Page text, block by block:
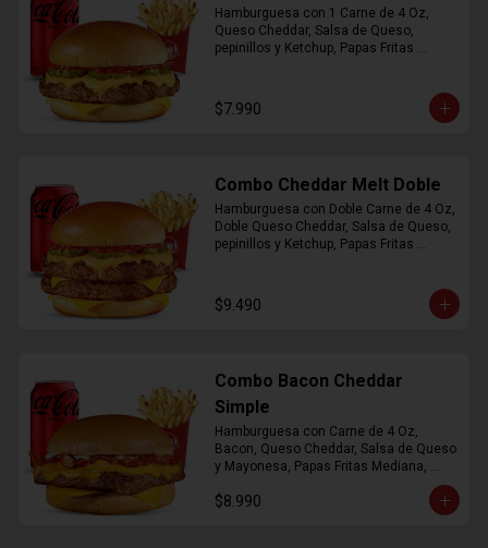
Hamburguesa con 1 Carne de 4 Oz,
Queso Cheddar, Salsa de Queso,
pepinillos y Ketchup, Papas Fritas
$7.990
Combo Cheddar Melt Doble
Hamburguesa con Doble Carne de 4 Oz,
Doble Queso Cheddar, Salsa de Queso,
pepinillos y Ketchup, Papas Fritas
$9.490
Combo Bacon Cheddar
Simple
Hamburguesa con Carne de 4 Oz,
Bacon, Queso Cheddar, Salsa de Queso
y Mayonesa, Papas Fritas Mediana,
$8.990